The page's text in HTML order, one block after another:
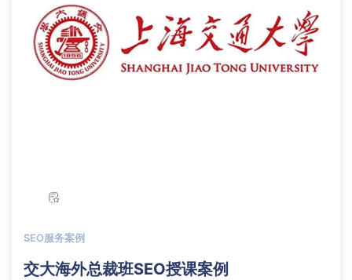
SEO服务案例
交大海外总裁班SEO授课案例